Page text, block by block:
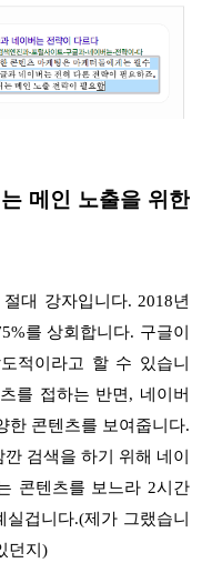
메인 노출을 위한
대 강자입니다. 2018년
를 상회합니다. 구글이
적이라고 할 수 있습니
를 접하는 반면, 네이버
한 콘텐츠를 보여줍니다.
검색을 하기 위해 네이
콘텐츠를 보느라 2시간
겁니다.(제가 그랬습니
던지)